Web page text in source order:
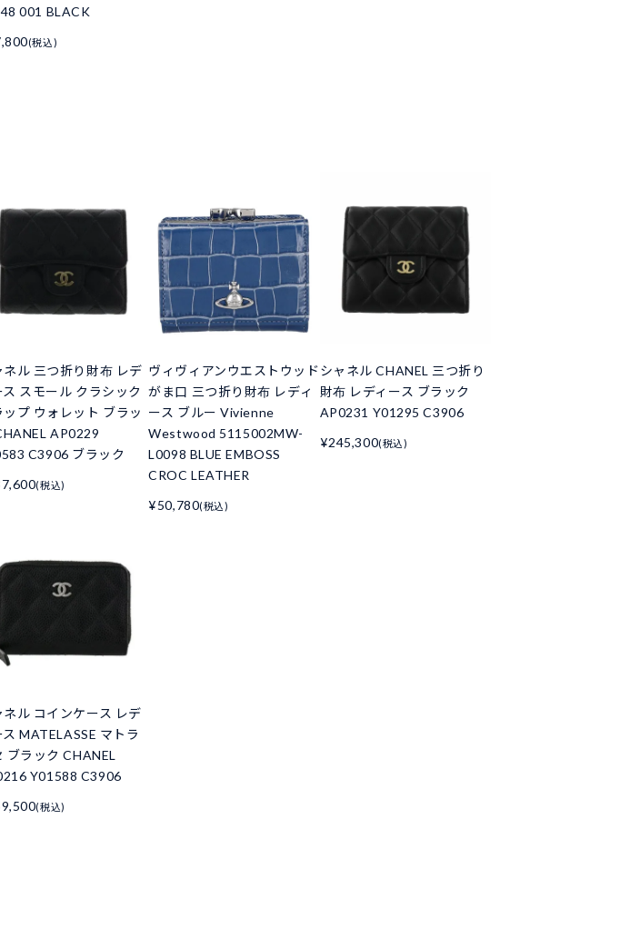
001 BLACK
(税込)
ネル 三つ折り財布 レデ
ス スモール クラシック
ップ ウォレット ブラッ
AP0229
C3906 ブラック
(税込)
ヴィヴィアンウエストウッド
がま口 三つ折り財布 レディ
ース ブルー Vivienne
Westwood 5115002MW-
L0098 BLUE EMBOSS
CROC LEATHER
¥50,780(税込)
シャネル CHANEL 三つ折り
財布 レディース ブラック
AP0231 Y01295 C3906
¥245,300(税込)
ネル コインケース レデ
ス MATELASSE マトラ
ブラック CHANEL
Y01588 C3906
(税込)